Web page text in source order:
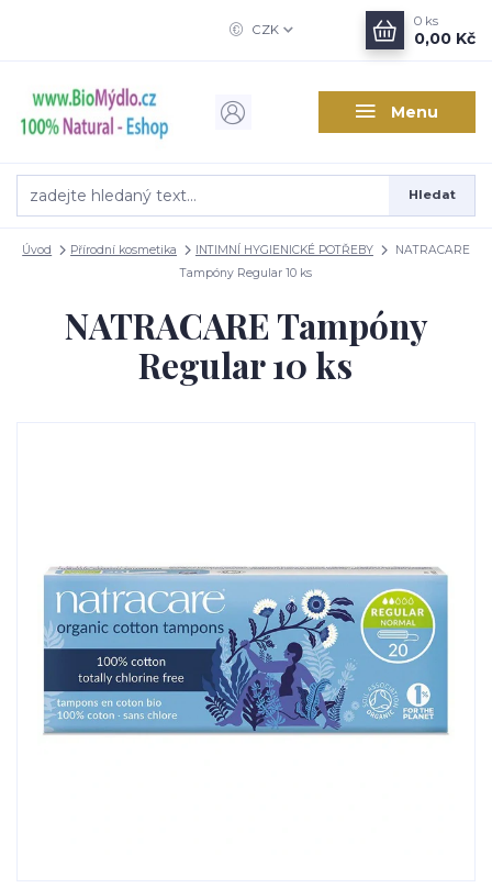
Menu
CZK
Hledat
0 ks
0,00 Kč
Úvod Přírodní kosmetika INTIMNÍ HYGIENICKÉ POTŘEBY
NATRACARE
Tampóny Regular 10 ks
NATRACARE Tampóny
Regular 10 ks